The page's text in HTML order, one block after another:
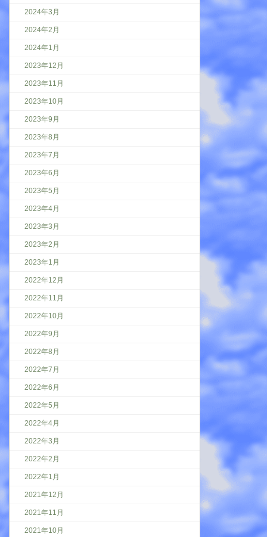
2024年3月
2024年2月
2024年1月
2023年12月
2023年11月
2023年10月
2023年9月
2023年8月
2023年7月
2023年6月
2023年5月
2023年4月
2023年3月
2023年2月
2023年1月
2022年12月
2022年11月
2022年10月
2022年9月
2022年8月
2022年7月
2022年6月
2022年5月
2022年4月
2022年3月
2022年2月
2022年1月
2021年12月
2021年11月
2021年10月